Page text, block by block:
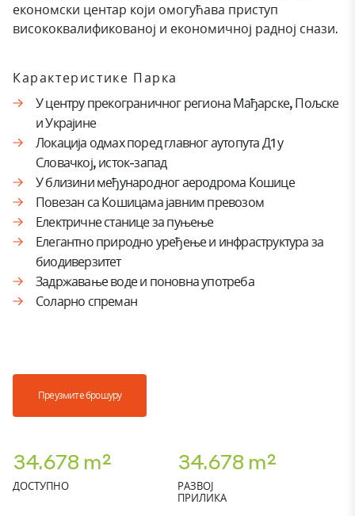
економски центар који омогућава приступ
висококвалификованој и економичној радној снази.
Карактеристике Парка
У центру прекограничног региона Мађарске, Пољске
и Украјине
Локација одмах поред главног аутопута Д1 у
Словачкој, исток-запад
У близини међународног аеродрома Кошице
Повезан са Кошицама јавним превозом
Електричне станице за пуњење
Елегантно природно уређење и инфраструктура за
биодиверзитет
Задржавање воде и поновна употреба
Соларно спреман
Преузмите брошуру
34.678 m²
ДОСТУПНО
34.678 m²
РАЗВОЈ
ПРИЛИКА